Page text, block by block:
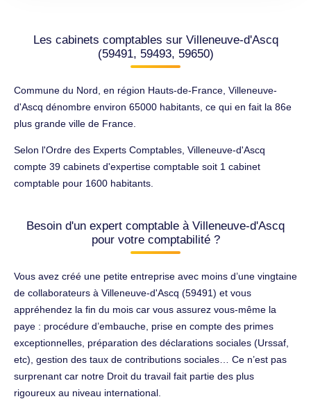
Les cabinets comptables sur Villeneuve-d'Ascq
(59491, 59493, 59650)
Commune du Nord, en région Hauts-de-France, Villeneuve-
d'Ascq dénombre environ 65000 habitants, ce qui en fait la 86e
plus grande ville de France.
Selon l'Ordre des Experts Comptables, Villeneuve-d'Ascq
compte 39 cabinets d'expertise comptable soit 1 cabinet
comptable pour 1600 habitants.
Besoin d'un expert comptable à Villeneuve-d'Ascq
pour votre comptabilité ?
Vous avez créé une petite entreprise avec moins d’une vingtaine
de collaborateurs à Villeneuve-d'Ascq (59491) et vous
appréhendez la fin du mois car vous assurez vous-même la
paye : procédure d’embauche, prise en compte des primes
exceptionnelles, préparation des déclarations sociales (Urssaf,
etc), gestion des taux de contributions sociales… Ce n’est pas
surprenant car notre Droit du travail fait partie des plus
rigoureux au niveau international.